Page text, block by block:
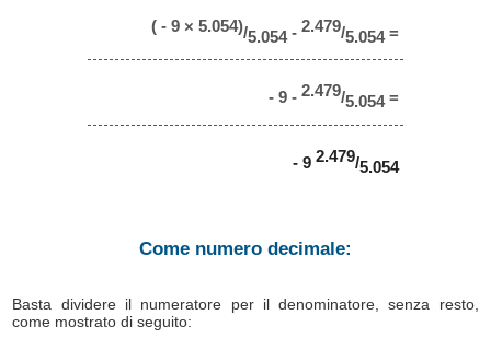
( - 9 × 5.054)/5.054 - 2.479/5.054 =
- 9 - 2.479/5.054 =
- 9 2.479/5.054
Come numero decimale:
Basta dividere il numeratore per il denominatore, senza resto,
come mostrato di seguito: